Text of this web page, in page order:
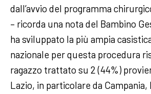
dall’avvio del programma
– ricorda una nota del Bambino
ha sviluppato la più ampia
nazionale per questa procedura
ragazzo trattato su 2 (44%)
Lazio, in particolare da Campania,